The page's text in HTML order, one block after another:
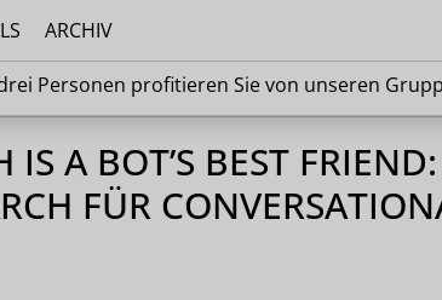
ARCHIV
Personen profitieren Sie von unseren
Personen profitieren Sie von unseren
IS A BOT’S BEST FRIEND:
FÜR